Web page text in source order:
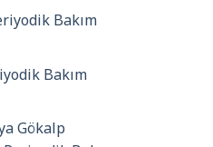
Bakım
Bakım
Gökalp